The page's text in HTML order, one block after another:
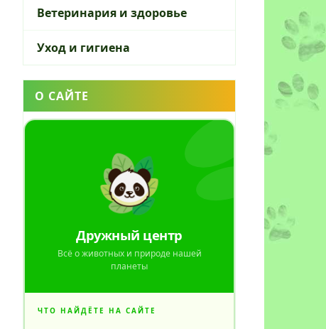
Ветеринария и здоровье
Уход и гигиена
О САЙТЕ
Дружный центр
Всё о животных и природе нашей
планеты
ЧТО НАЙДЁТЕ НА САЙТЕ